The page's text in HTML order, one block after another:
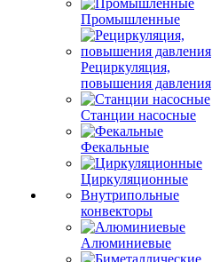
Промышленные
Рециркуляция,
повышения давления
Станции насосные
Фекальные
Циркуляционные
Внутрипольные
конвекторы
Алюминиевые